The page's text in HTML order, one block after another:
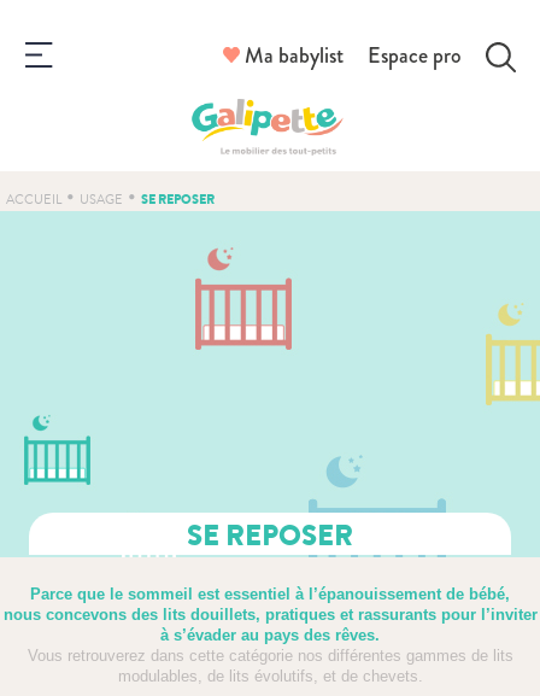
Ma babylist Espace pro
ACCUEIL • USAGE • SE REPOSER
SE REPOSER
Parce que le sommeil est essentiel à l’épanouissement de bébé,
nous concevons des lits douillets, pratiques et rassurants pour l’inviter
à s’évader au pays des rêves.
Vous retrouverez dans cette catégorie nos différentes gammes de lits
modulables, de lits évolutifs, et de chevets.